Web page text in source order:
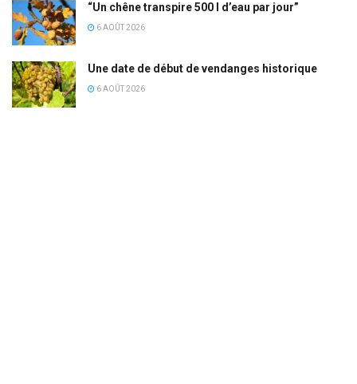
“Un chêne transpire 500 l d’eau par jour”
6 AOÛT 2026
Une date de début de vendanges historique
6 AOÛT 2026